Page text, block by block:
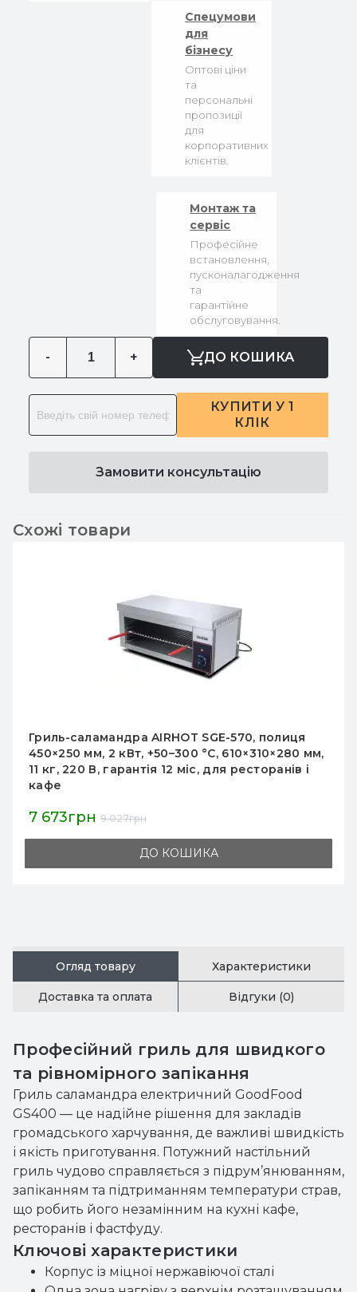
Спецумови
для
бізнесу
Оптові ціни
та
персональні
пропозиції
для
корпоративних
клієнтів.
Монтаж та
сервіс
Професійне
встановлення,
пусконалагодження
та
гарантійне
обслуговування.
- + ДО КОШИКА
КУПИТИ У 1
КЛІК
Замовити консультацію
Схожі товари
Гриль-саламандра AIRHOT SGE-580, поверхня
525х335 мм, 2,4 кВт, 220 В, +30–+300 °C, 1 зона,
габарити 580х455х332 мм, 12 міс, Китай
11 730грн 13 800грн
ДО КОШИКА
Огляд товару Характеристики
Доставка та оплата Відгуки (0)
Професійний гриль для швидкого
та рівномірного запікання
Гриль саламандра електричний GoodFood
GS400 — це надійне рішення для закладів
громадського харчування, де важливі швидкість
і якість приготування. Потужний настільний
гриль чудово справляється з підрум’янюванням,
запіканням та підтриманням температури страв,
що робить його незамінним на кухні кафе,
ресторанів і фастфуду.
Ключові характеристики
Корпус із міцної нержавіючої сталі